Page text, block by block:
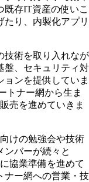
既存IT資産の使いこ
り、内製化アプリ
技術を取り入れなが
盤、セキュリティ対
ンを提供していま
トナー網から生ま
売を進めていきま
けの勉強会や技術
ンバーが続々と
協業準備を進めて
ナー網への営業・技